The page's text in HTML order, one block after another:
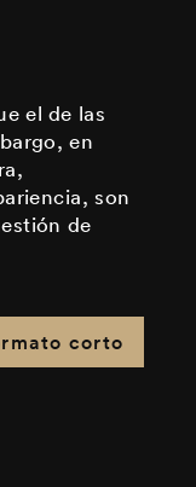
el de las
en
son
de
corto